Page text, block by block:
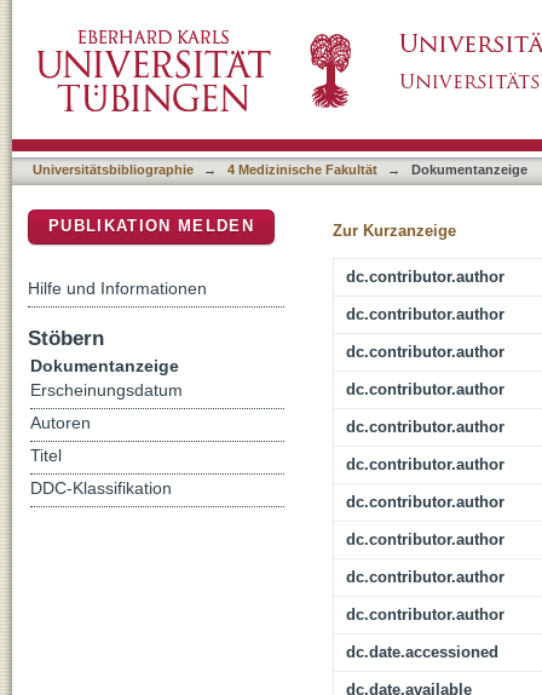
into the porcine urethral sphincter
Universitätsbibliographie → 4 Medizinische Fakultät → Dokumentanzeige
Zur Kurzanzeige
dc.contributor.author
dc.contributor.author
dc.contributor.author
dc.contributor.author
dc.contributor.author
dc.contributor.author
dc.contributor.author
dc.contributor.author
dc.contributor.author
dc.contributor.author
dc.date.accessioned
dc.date.available
PUBLIKATION MELDEN
Hilfe und Informationen
Stöbern
Dokumentanzeige
Erscheinungsdatum
Autoren
Titel
DDC-Klassifikation